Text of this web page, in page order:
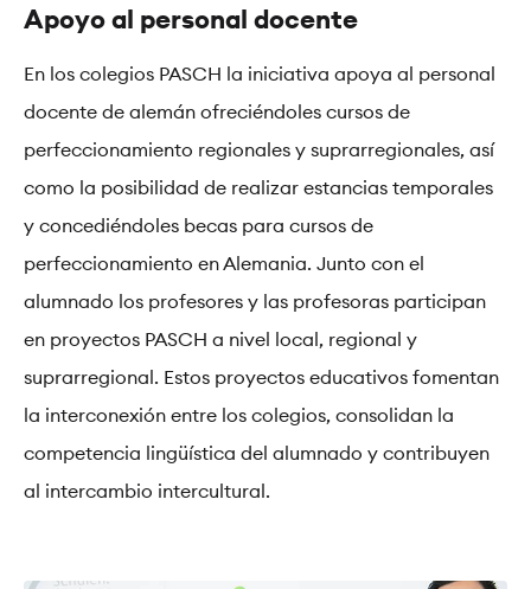
Apoyo al personal docente
En los colegios PASCH la iniciativa apoya al personal
docente de alemán ofreciéndoles cursos de
perfeccionamiento regionales y suprarregionales, así
como la posibilidad de realizar estancias temporales
y concediéndoles becas para cursos de
perfeccionamiento en Alemania. Junto con el
alumnado los profesores y las profesoras participan
en proyectos PASCH a nivel local, regional y
suprarregional. Estos proyectos educativos fomentan
la interconexión entre los colegios, consolidan la
competencia lingüística del alumnado y contribuyen
al intercambio intercultural.